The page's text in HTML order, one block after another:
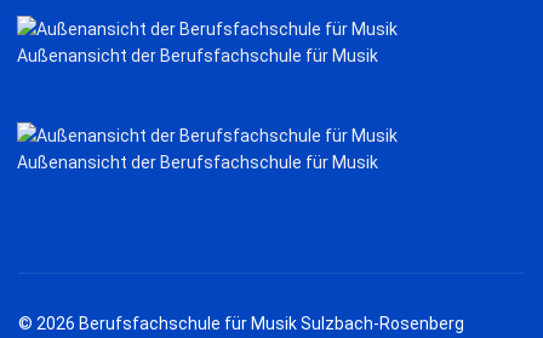
Außenansicht der Berufsfachschule für Musik
Außenansicht der Berufsfachschule für Musik
© 2026 Berufsfachschule für Musik Sulzbach-Rosenberg